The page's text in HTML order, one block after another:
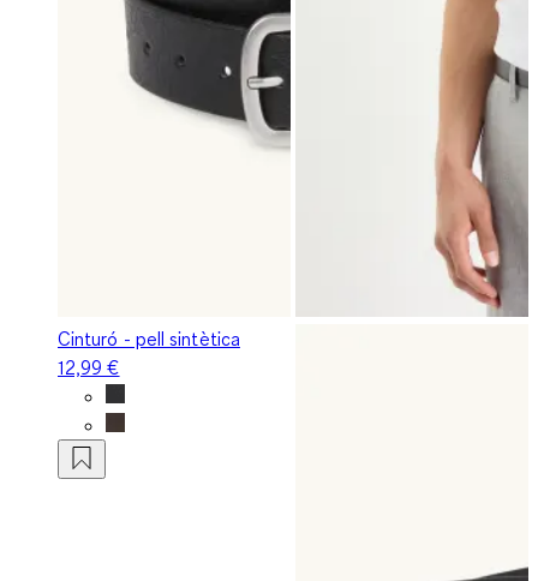
Cinturó - pell sintètica
12,99 €